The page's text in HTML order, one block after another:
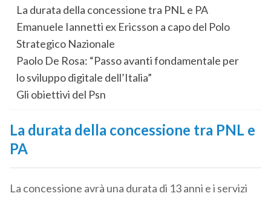
La durata della concessione tra PNL e PA
Emanuele Iannetti ex Ericsson a capo del Polo
Strategico Nazionale
Paolo De Rosa: “Passo avanti fondamentale per
lo sviluppo digitale dell’Italia”
Gli obiettivi del Psn
La durata della concessione tra PNL e
PA
La concessione avrà una durata di 13 anni e i servizi